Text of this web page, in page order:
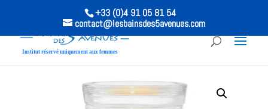
+33 (0)4 91 05 81 54
contact@lesbainsdes5avenues.com